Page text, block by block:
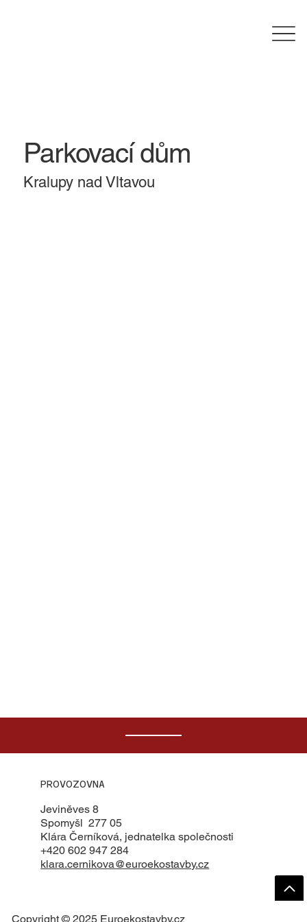
Parkovací dům
Kralupy nad Vltavou
PROVOZOVNA
Jeviněves 8
Spomyšl 277 05
Klára Černíková, jednatelka společnosti
+420 602 947 284
klara.cernikova@euroekostavby.cz
Copyright © 2025 Euroekostavby.cz